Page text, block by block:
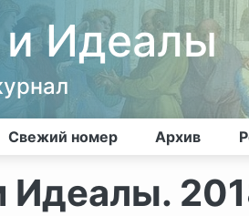
Идеалы
Свежий номер Архив
Идеалы.